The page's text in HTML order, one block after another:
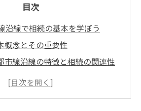
目次
沿線で相続の基本を学ぼう
概念とその重要性
市線沿線の特徴と相続の関連性
関する法律とその基本的な理解